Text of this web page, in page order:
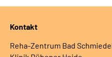
Gebärdensprache
Kontakt
Reha-Zentrum Bad